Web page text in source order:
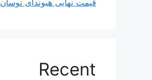
قیمت نهایی هیوندای توسان ۲۰۲۵
Recent